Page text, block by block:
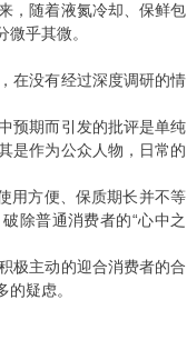
，随着液氮冷却、保鲜包
乎其微。
在没有经过深度调研的情
预期而引发的批评是单纯
是作为公众人物，日常的
用方便、保质期长并不等
除普通消费者的“心中之
极主动的迎合消费者的合
疑虑。